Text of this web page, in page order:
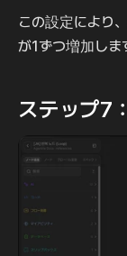
この設定により
が1ずつ増加しま
ステップ7